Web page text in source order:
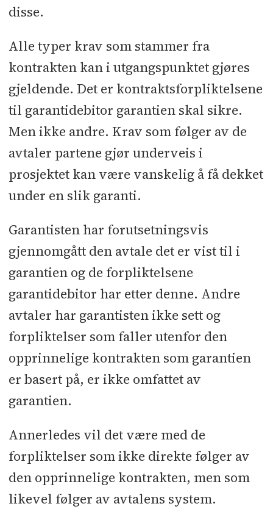
disse.
Alle typer krav som stammer fra
kontrakten kan i utgangspunktet gjøres
gjeldende. Det er kontraktsforpliktelsene
til garantidebitor garantien skal sikre.
Men ikke andre. Krav som følger av de
avtaler partene gjør underveis i
prosjektet kan være vanskelig å få dekket
under en slik garanti.
Garantisten har forutsetningsvis
gjennomgått den avtale det er vist til i
garantien og de forpliktelsene
garantidebitor har etter denne. Andre
avtaler har garantisten ikke sett og
forpliktelser som faller utenfor den
opprinnelige kontrakten som garantien
er basert på, er ikke omfattet av
garantien.
Annerledes vil det være med de
forpliktelser som ikke direkte følger av
den opprinnelige kontrakten, men som
likevel følger av avtalens system.